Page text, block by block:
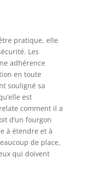
polyvalente :
pour
ampoules
accéder
réparer des
ou
un
car, notre
d'aluminium
à tous les
nécessitant
extensible.
pratique, elle
Les
adhérence
en toute
souligné sa
est
comment il a
d’un fourgon
à étendre et à
de place,
qui doivent